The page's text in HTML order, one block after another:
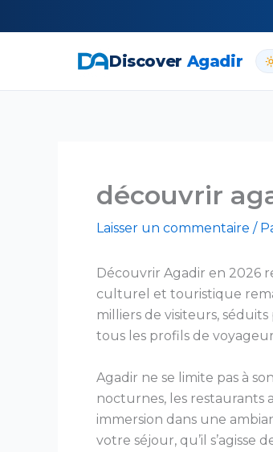
Discover Agadir
découvrir
Laisser un commentaire /
Découvrir Agadir en 2026
culturel et touristique
milliers de visiteurs,
tous les profils de
Agadir ne se limite pas à
nocturnes, les
immersion dans une
votre séjour, qu’il